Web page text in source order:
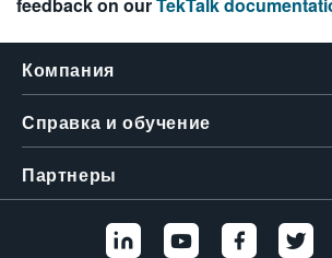
Компания
Справка и обучение
Партнеры